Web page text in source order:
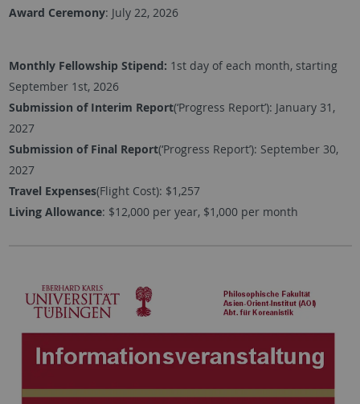
Award Ceremony: July 22, 2026
Monthly Fellowship Stipend: 1st day of each month, starting
September 1st, 2026
Submission of Interim Report(‘Progress Report’): January 31,
2027
Submission of Final Report(‘Progress Report’): September 30,
2027
Travel Expenses(Flight Cost): $1,257
Living Allowance: $12,000 per year, $1,000 per month